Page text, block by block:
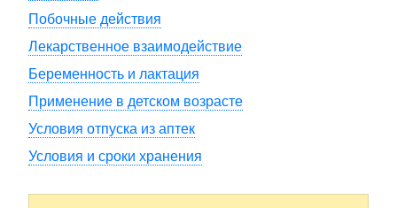
Побочные действия
Лекарственное взаимодействие
Беременность и лактация
Применение в детском возрасте
Условия отпуска из аптек
Условия и сроки хранения